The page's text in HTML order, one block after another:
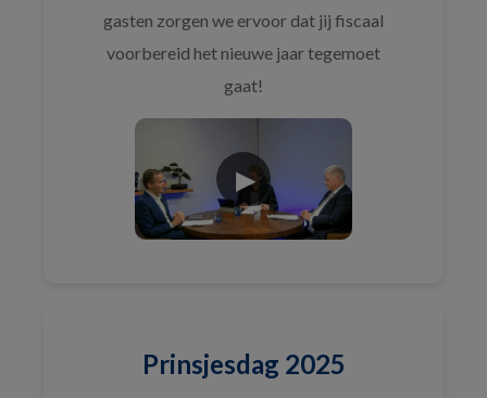
gasten zorgen we ervoor dat jij fiscaal
voorbereid het nieuwe jaar tegemoet
gaat!
Prinsjesdag 2025